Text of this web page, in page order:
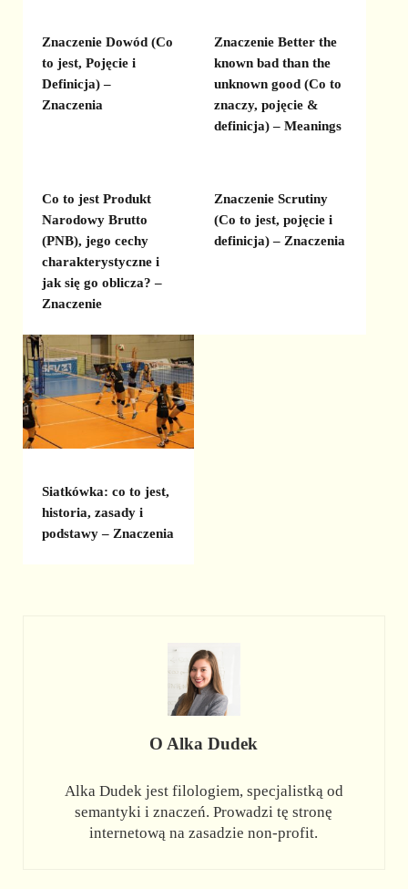
Znaczenie Dowód (Co
to jest, Pojęcie i
Definicja) –
Znaczenia
Znaczenie Better the
known bad than the
unknown good (Co to
znaczy, pojęcie &
definicja) – Meanings
Co to jest Produkt
Narodowy Brutto
(PNB), jego cechy
charakterystyczne i
jak się go oblicza? –
Znaczenie
Znaczenie Scrutiny
(Co to jest, pojęcie i
definicja) – Znaczenia
Siatkówka: co to jest,
historia, zasady i
podstawy – Znaczenia
O Alka Dudek
Alka Dudek jest filologiem, specjalistką od
semantyki i znaczeń. Prowadzi tę stronę
internetową na zasadzie non-profit.